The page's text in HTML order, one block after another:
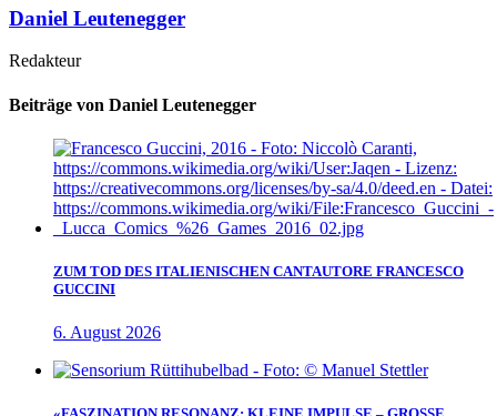
Daniel Leutenegger
Redakteur
Beiträge von Daniel Leutenegger
ZUM TOD DES ITALIENISCHEN CANTAUTORE FRANCESCO
GUCCINI
6. August 2026